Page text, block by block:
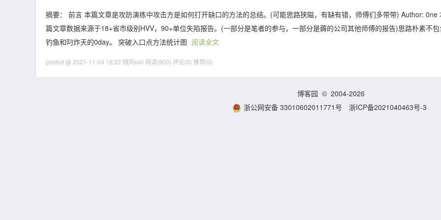
摘要： 前言 本篇文章是攻防演练中攻击方是如何打开缺口的方法的总结。(可能思路狭隘，有缺有错，师傅们多带带) Author: 0ne
篇文章数据来源于18+省市级别HVV，90+单位失陷报告。(一部分是笔者的参与，一部分是薅的公司其他师傅的报告)思路朴素不
钓鱼和叼炸天的0day。 突破入口点方法统计图 阅读全文
posted @ 2021-11-04 16:22 随风kali 阅读(900) 评论(0) 推荐(0)
博客园 © 2004-2026
浙公网安备 33010602011771号
浙ICP备2021040463号-3